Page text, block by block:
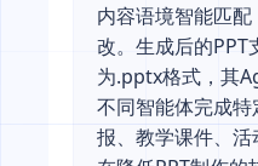
内容语境智能匹
改。生成后的PPT
为.pptx格式，其
不同智能体完成
报、教学课件、